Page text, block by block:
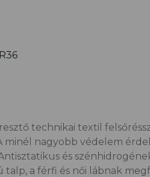
technikai textil
minél nagyobb védelem
és
talp, a férfi és női lábnak